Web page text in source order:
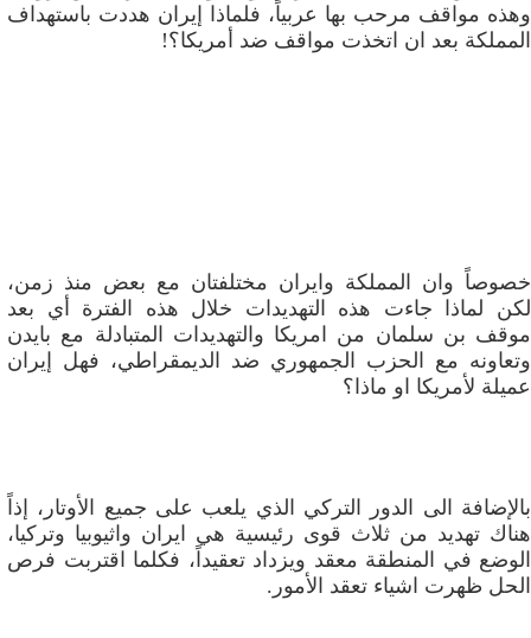
وهذه مواقف مرحب بها عربياً، فلماذا إيران هددت باستهداف
المملكة بعد ان اتخذت مواقف ضد أمريكا؟!
خصوصاً وان المملكة وايران مختلفتان مع بعض منذ زمن،
لكن لماذا جاءت هذه التهديدات خلال هذه الفترة أي بعد
موقف بن سلمان من امريكا والتهديدات المتبادلة مع بايدن
وتعاونه مع الحزب الجمهوري ضد الديمقراطي، فهل إيران
عميلة لأمريكا او ماذا؟
بالإضافة الى الدور التركي الذي يلعب على جميع الأوتار، إذاً
هناك تهديد من ثلاث قوى رئيسية هي ايران واثيوبيا وتركيا،
الوضع في المنطقة معقد ويزداد تعقيداً، فكلما اقتربت فرص
الحل ظهرت اشياء تعقد الأمور.